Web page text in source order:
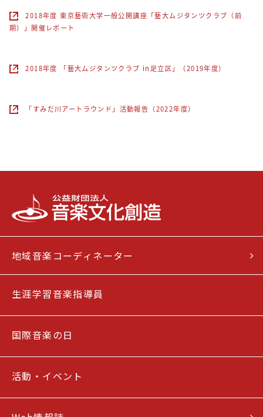
2018年度 東京藝術大学一般公開講座「藝大ムジタンツクラブ（前
期）」開催レポート
2018年度 「藝大ムジタンツクラブ in足立区」（2019年度）
「すみだ川アートラウンド」活動報告（2022年度）
地域音楽コーディネーター
生涯学習音楽指導員
国際音楽の日
活動・イベント